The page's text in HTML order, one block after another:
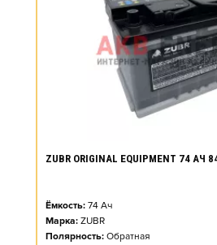
ZUBR ORIGINAL EQUIPMENT 74
Ёмкость: 74 Ач
Марка: ZUBR
Полярность: Обратная